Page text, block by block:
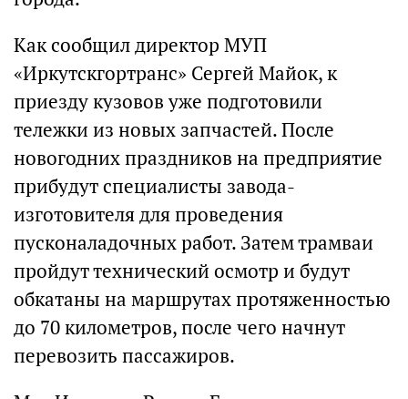
Как сообщил директор МУП
«Иркутскгортранс» Сергей Майок, к
приезду кузовов уже подготовили
тележки из новых запчастей. После
новогодних праздников на предприятие
прибудут специалисты завода-
изготовителя для проведения
пусконаладочных работ. Затем трамваи
пройдут технический осмотр и будут
обкатаны на маршрутах протяженностью
до 70 километров, после чего начнут
перевозить пассажиров.